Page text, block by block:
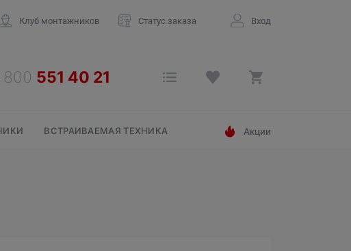
Клуб монтажников Статус заказа Вход
ВСТРАИВАЕМАЯ ТЕХНИКА Акции